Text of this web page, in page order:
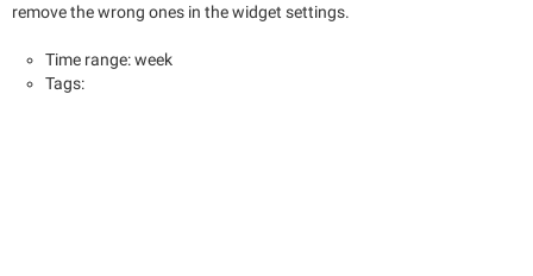
remove the wrong ones in the widget settings.
Time range: week
Tags: